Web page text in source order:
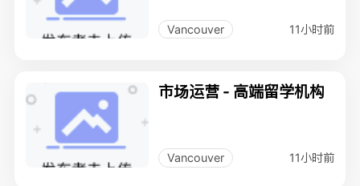
Vancouver 11小时前
市场运营 - 高端留学机构
Vancouver 11小时前